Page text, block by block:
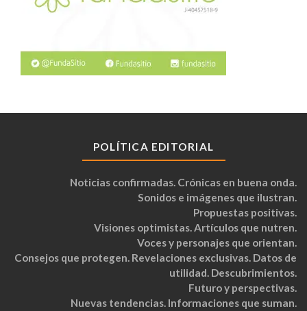
POLÍTICA EDITORIAL
Noticias confirmadas. Crónicas en buena onda.
Sonidos e imágenes que ilustran.
Propuestas positivas.
Visiones optimistas. Artículos que nutren.
Voces y personajes que orientan.
Consejos que protegen. Revelaciones exclusivas. Datos de
utilidad. Descubrimientos.
Futuro y perspectivas.
Nuevas tendencias. Informaciones que suman.